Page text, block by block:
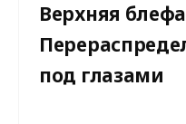
Верхняя
под глазами